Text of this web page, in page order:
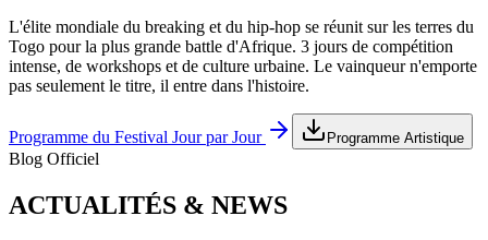
L'élite mondiale du breaking et du hip-hop se réunit sur les terres du
Togo pour la plus grande battle d'Afrique. 3 jours de compétition
intense, de workshops et de culture urbaine. Le vainqueur n'emporte
pas seulement le titre, il entre dans l'histoire.
Programme du Festival Jour par Jour Programme Artistique
Blog Officiel
ACTUALITÉS & NEWS